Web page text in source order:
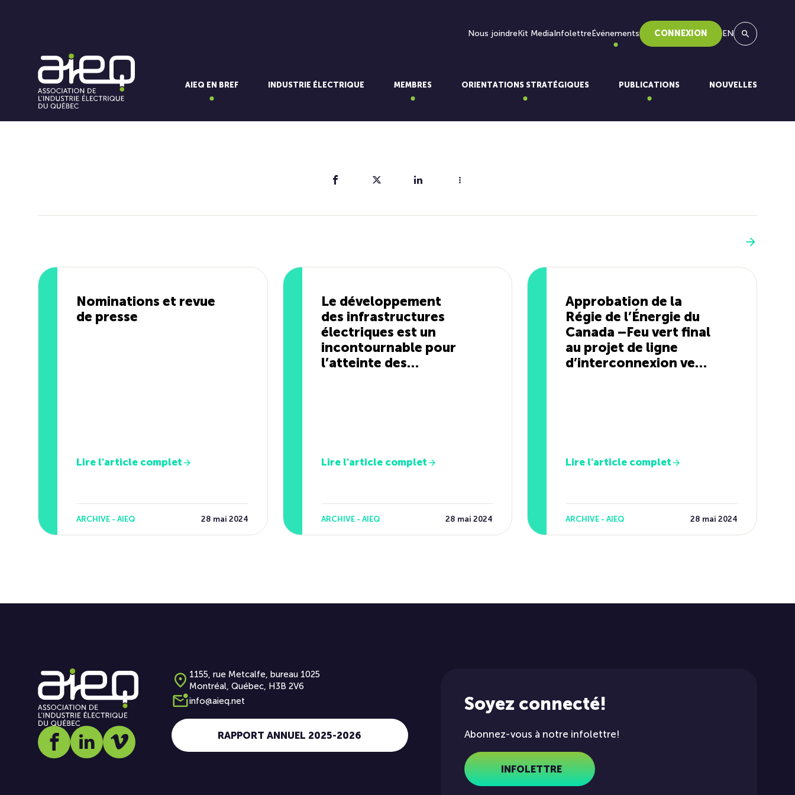
Nous joindreKit MediaInfolettreÉvénements CONNEXION EN
AIEQ EN BREF INDUSTRIE ÉLECTRIQUE MEMBRES ORIENTATIONS STRATÉGIQUES PUBLICATIONS NOUVELLES
Nominations et revue
de presse
Lire l'article complet
ARCHIVE - AIEQ 28 mai 2024
Le développement
des infrastructures
électriques est un
incontournable pour
l’atteinte des
Lire l'article complet
ARCHIVE - AIEQ 28 mai 2024
Approbation de la
Régie de l’Énergie du
Canada –Feu vert final
au projet de ligne
d’interconnexion vers
Lire l'article complet
ARCHIVE - AIEQ 28 mai 2024
Social media link icon-facebook
Social media link icon-linkedin
Social media link icon-vimeo
1155, rue Metcalfe, bureau 1025
Montréal, Québec, H3B 2V6
info@aieq.net
RAPPORT ANNUEL 2025-2026
Soyez connecté!
Abonnez-vous à notre infolettre!
INFOLETTRE